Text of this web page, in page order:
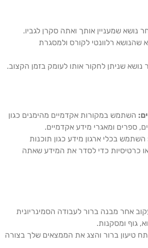
נושא שמעניין אותך ואתה סקרן לגביו.
שהנושא רלוונטי לקורס ולמסגרת
נושא שניתן לחקור אותו לעומק בזמן הקצוב.
השתמש במקורות אקדמיים מהימנים כגון
ספרים ומאגרי מידע אקדמיים.
השתמש בכלי ארגון מידע כגון תוכנות
או כרטיסיות כדי לסדר את המידע שאתה
אחר מבנה ברור לעבודה הסמינריונית
גוף ומסקנות.
טיעון ברור והצג את הממצאים שלך בצורה